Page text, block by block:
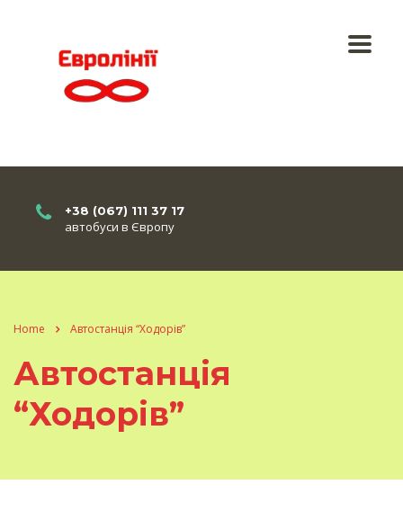
+38 (067) 111 37 17
автобуси в Європу
Home Автостанція “Ходорів”
Автостанція
“Ходорів”